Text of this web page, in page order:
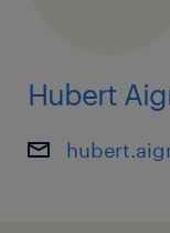
Hubert